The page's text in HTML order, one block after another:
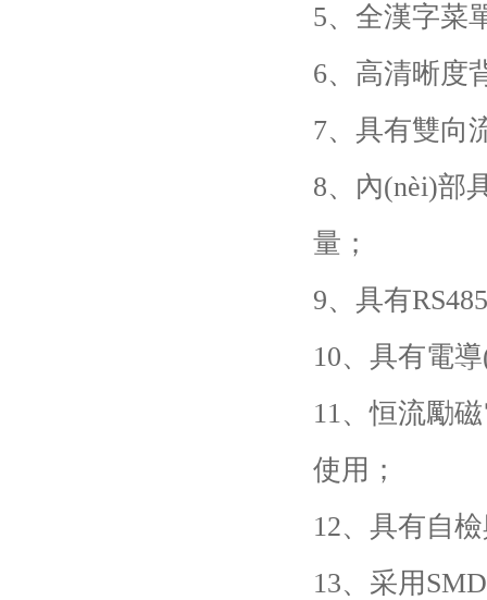
5、全漢字菜
6、高清晰度
7、具有雙向
8、內(nèi)部
量；
9、具有
10、具有電
11、恒流勵
使用；
12、具有自
13、采用